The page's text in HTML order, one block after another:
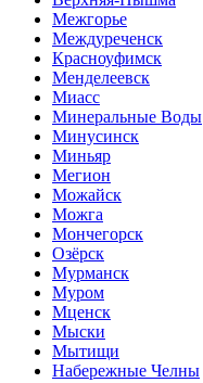
Межгорье
Междуреченск
Красноуфимск
Менделеевск
Миасс
Минеральные Воды
Минусинск
Миньяр
Мегион
Можайск
Можга
Мончегорск
Озёрск
Мурманск
Муром
Мценск
Мыски
Мытищи
Набережные Челны